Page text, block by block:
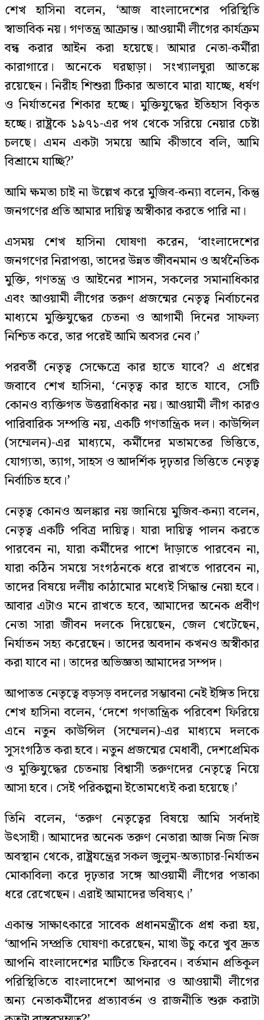
শেখ হাসিনা বলেন, ‘আজ বাংলাদেশের পরিস্থিতি
স্বাভাবিক নয়। গণতন্ত্র আক্রান্ত। আওয়ামী লীগের কার্যক্রম
বন্ধ করার আইন করা হয়েছে। আমার নেতা-কর্মীরা
কারাগারে। অনেকে ঘরছাড়া। সংখ্যালঘুরা আতঙ্কে
রয়েছেন। নিরীহ শিশুরা টিকার অভাবে মারা যাচ্ছে, ধর্ষণ
ও নির্যাতনের শিকার হচ্ছে। মুক্তিযুদ্ধের ইতিহাস বিকৃত
হচ্ছে। রাষ্ট্রকে ১৯৭১-এর পথ থেকে সরিয়ে নেয়ার চেষ্টা
চলছে। এমন একটা সময়ে আমি কীভাবে বলি, আমি
বিশ্রামে যাচ্ছি?’
আমি ক্ষমতা চাই না উল্লেখ করে মুজিব-কন্যা বলেন, কিন্তু
জনগণের প্রতি আমার দায়িত্ব অস্বীকার করতে পারি না।
এসময় শেখ হাসিনা ঘোষণা করেন, ‘বাংলাদেশের
জনগণের নিরাপত্তা, তাদের উন্নত জীবনমান ও অর্থনৈতিক
মুক্তি, গণতন্ত্র ও আইনের শাসন, সকলের সমানাধিকার
এবং আওয়ামী লীগের তরুণ প্রজন্মের নেতৃত্ব নির্বাচনের
মাধ্যমে মুক্তিযুদ্ধের চেতনা ও আগামী দিনের সাফল্য
নিশ্চিত করে, তার পরেই আমি অবসর নেব।’
পরবর্তী নেতৃত্ব সেক্ষেত্রে কার হাতে যাবে? এ প্রশ্নের
জবাবে শেখ হাসিনা, ‘নেতৃত্ব কার হাতে যাবে, সেটি
কোনও ব্যক্তিগত উত্তরাধিকার নয়। আওয়ামী লীগ কারও
পারিবারিক সম্পত্তি নয়, একটি গণতান্ত্রিক দল। কাউন্সিল
(সম্মেলন)-এর মাধ্যমে, কর্মীদের মতামতের ভিত্তিতে,
যোগ্যতা, ত্যাগ, সাহস ও আদর্শিক দৃঢ়তার ভিত্তিতে নেতৃত্ব
নির্বাচিত হবে।’
নেতৃত্ব কোনও অলঙ্কার নয় জানিয়ে মুজিব-কন্যা বলেন,
নেতৃত্ব একটি পবিত্র দায়িত্ব। যারা দায়িত্ব পালন করতে
পারবেন না, যারা কর্মীদের পাশে দাঁড়াতে পারবেন না,
যারা কঠিন সময়ে সংগঠনকে ধরে রাখতে পারবেন না,
তাদের বিষয়ে দলীয় কাঠামোর মধ্যেই সিদ্ধান্ত নেয়া হবে।
আবার এটাও মনে রাখতে হবে, আমাদের অনেক প্রবীণ
নেতা সারা জীবন দলকে দিয়েছেন, জেল খেটেছেন,
নির্যাতন সহ্য করেছেন। তাদের অবদান কখনও অস্বীকার
করা যাবে না। তাদের অভিজ্ঞতা আমাদের সম্পদ।
আপাতত নেতৃত্বে বড়সড় বদলের সম্ভাবনা নেই ইঙ্গিত দিয়ে
শেখ হাসিনা বলেন, ‘দেশে গণতান্ত্রিক পরিবেশ ফিরিয়ে
এনে নতুন কাউন্সিল (সম্মেলন)-এর মাধ্যমে দলকে
সুসংগঠিত করা হবে। নতুন প্রজন্মের মেধাবী, দেশপ্রেমিক
ও মুক্তিযুদ্ধের চেতনায় বিশ্বাসী তরুণদের নেতৃত্বে নিয়ে
আসা হবে। সেই পরিকল্পনা ইতোমধ্যেই করা হয়েছে।’
তিনি বলেন, ‘তরুণ নেতৃত্বের বিষয়ে আমি সর্বদাই
উৎসাহী। আমাদের অনেক তরুণ নেতারা আজ নিজ নিজ
অবস্থান থেকে, রাষ্ট্রযন্ত্রের সকল জুলুম-অত্যাচার-নির্যাতন
মোকাবিলা করে দৃঢ়তার সঙ্গে আওয়ামী লীগের পতাকা
ধরে রেখেছেন। এরাই আমাদের ভবিষ্যৎ।’
একান্ত সাক্ষাৎকারে সাবেক প্রধানমন্ত্রীকে প্রশ্ন করা হয়,
‘আপনি সম্প্রতি ঘোষণা করেছেন, মাথা উঁচু করে খুব দ্রুত
আপনি বাংলাদেশের মাটিতে ফিরবেন। বর্তমান প্রতিকূল
পরিস্থিতিতে বাংলাদেশে আপনার ও আওয়ামী লীগের
অন্য নেতাকর্মীদের প্রত্যাবর্তন ও রাজনীতি শুরু করাটা